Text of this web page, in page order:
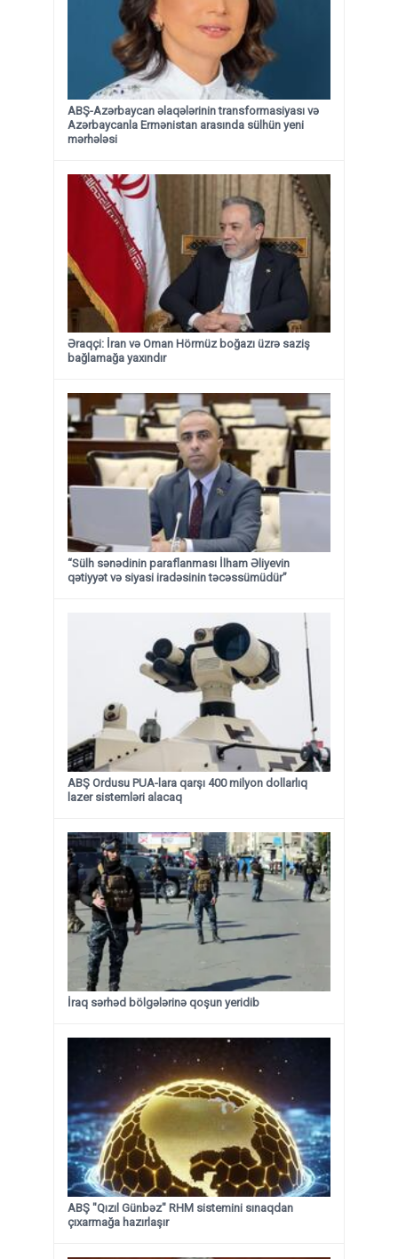
ABŞ-Azərbaycan əlaqələrinin transformasiyası və
Azərbaycanla Ermənistan arasında sülhün yeni
mərhələsi
Əraqçi: İran və Oman Hörmüz boğazı üzrə saziş
bağlamağa yaxındır
“Sülh sənədinin paraflanması İlham Əliyevin
qətiyyət və siyasi iradəsinin təcəssümüdür”
ABŞ Ordusu PUA-lara qarşı 400 milyon dollarlıq
lazer sistemləri alacaq
İraq sərhəd bölgələrinə qoşun yeridib
ABŞ "Qızıl Günbəz" RHM sistemini sınaqdan
çıxarmağa hazırlaşır